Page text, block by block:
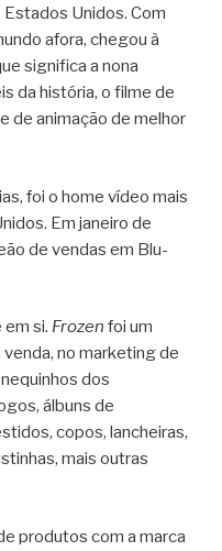
Unidos. Com
afora, chegou à
significa a nona
da história, o filme de
de animação de melhor
foi o home vídeo mais
Em janeiro de
de vendas em Blu-
si. Frozen foi um
no marketing de
dos
álbuns de
copos, lancheiras,
mais outras
produtos com a marca